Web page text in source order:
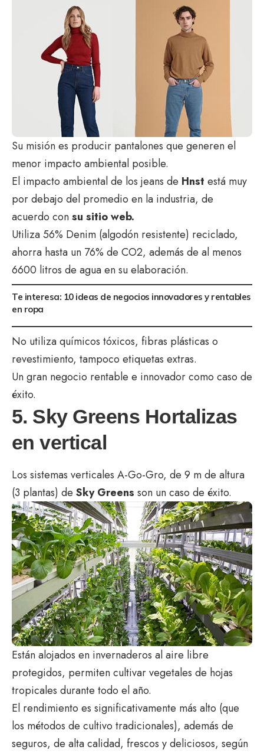
Su misión es producir pantalones que generen el
menor impacto ambiental posible.
El impacto ambiental de los jeans de Hnst está muy
por debajo del promedio en la industria, de
acuerdo consu sitio web.
Utiliza 56% Denim (algodón resistente) reciclado,
ahorra hasta un 76% de CO2, además de al menos
6600 litros de agua en su elaboración.
Te interesa: 10 ideas de negocios innovadores y rentables
en ropa
No utiliza químicos tóxicos, fibras plásticas o
revestimiento, tampoco etiquetas extras.
Un gran negocio rentable e innovador como caso de
éxito.
5. Sky Greens Hortalizas
en vertical
Los sistemas verticales A-Go-Gro, de 9 m de altura
(3 plantas) de Sky Greens son un caso de éxito.
Están alojados en invernaderos al aire libre
protegidos, permiten cultivar vegetales de hojas
tropicales durante todo el año.
El rendimiento es significativamente más alto (que
los métodos de cultivo tradicionales), además de
seguros, de alta calidad, frescos y deliciosos, según